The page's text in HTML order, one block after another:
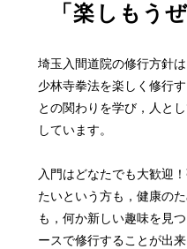
「楽しもう
埼玉入間道院の修行方針
少林寺拳法を楽しく修行
との関わりを学び，人と
しています。
入門はどなたでも大歓迎
たいという方も，健康の
も，何か新しい趣味を見
ースで修行することが出